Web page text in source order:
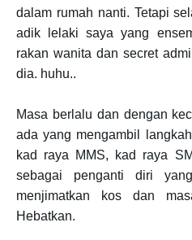
dalam rumah nanti. Tetapi
adik lelaki saya yang
rakan wanita dan secret
dia. huhu..
Masa berlalu dan dengan
ada yang mengambil
kad raya MMS, kad raya
sebagai penganti diri
menjimatkan kos dan
Hebatkan.